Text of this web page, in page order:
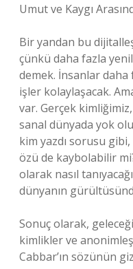
Umut ve Kaygı
Bir yandan bu
çünkü daha fazla
demek. İnsanlar daha
işler kolaylaşacak.
var. Gerçek
sanal dünyada yok
kim yazdı sorusu
özü de kaybolabilir
olarak nasıl
dünyanın
Sonuç olarak,
kimlikler ve
Cabbar’ın sözünün